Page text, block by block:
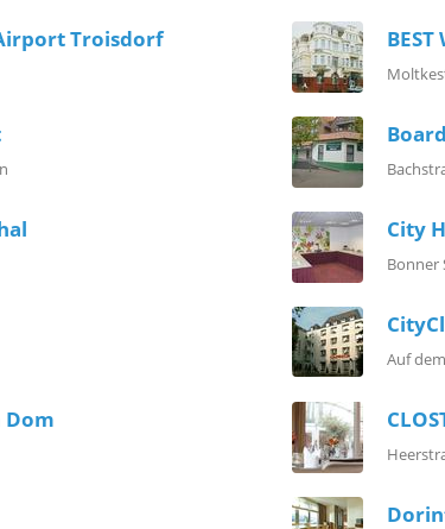
Troisdorf
City
Bonner
Auf
Dom